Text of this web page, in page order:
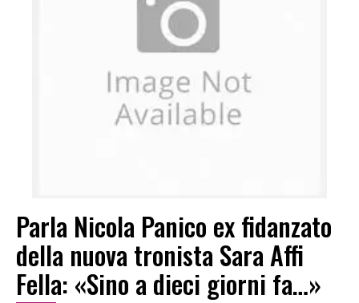
Parla Nicola Panico ex fidanzato
della nuova tronista Sara Affi
Fella: «Sino a dieci giorni fa…»